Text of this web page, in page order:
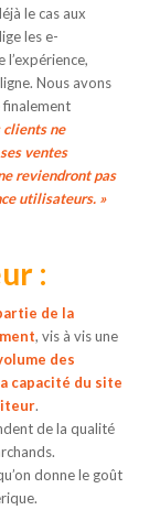
le cas aux
les e-
Nous avons
clients ne
ventes
reviendront pas
utilisateurs. »
:
de la
, vis à vis une
des
capacité du site
.
de la qualité
donne le goût